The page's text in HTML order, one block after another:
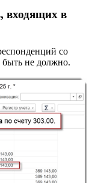
входящих в
со
не должно.